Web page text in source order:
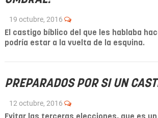
19 octubre, 2016
El castigo bíblico del que les hablaba
podría estar a la vuelta de la esquina.
PREPARADOS POR SI UN
12 octubre, 2016